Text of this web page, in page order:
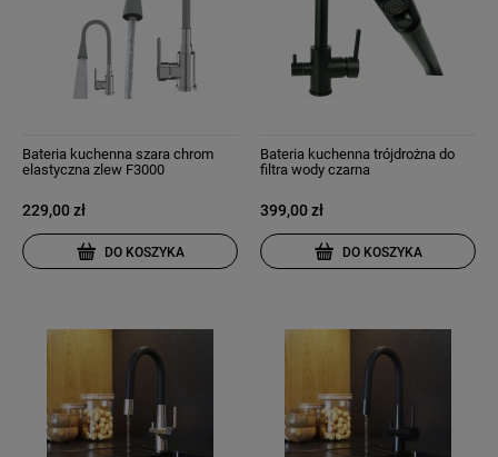
Bateria kuchenna szara chrom
elastyczna zlew F3000
229,00 zł
DO KOSZYKA
Bateria kuchenna trójdrożna do
filtra wody czarna
399,00 zł
DO KOSZYKA